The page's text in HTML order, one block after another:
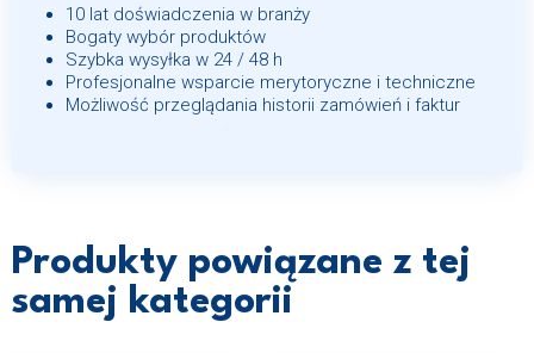
10 lat doświadczenia w branży
Bogaty wybór produktów
Szybka wysyłka w 24 / 48 h
Profesjonalne wsparcie merytoryczne i techniczne
Możliwość przeglądania historii zamówień i faktur
Produkty powiązane z tej
samej kategorii